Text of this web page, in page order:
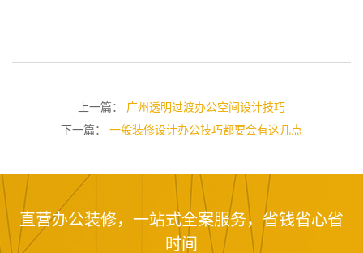
上一篇： 广州透明过渡办公空间设计技巧
下一篇： 一般装修设计办公技巧都要会有这几点
直营办公装修，一站式全案服务，省钱省心省
时间